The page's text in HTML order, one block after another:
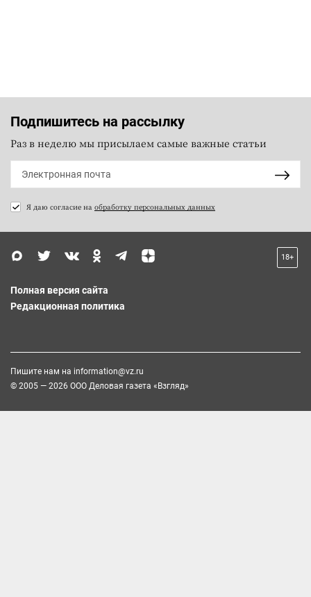
Подпишитесь на рассылку
Раз в неделю мы присылаем самые важные статьи
Я даю согласие на обработку персональных данных
18+
Полная версия сайта
Редакционная политика
Пишите нам на information@vz.ru
© 2005 — 2026 ООО Деловая газета «Взгляд»